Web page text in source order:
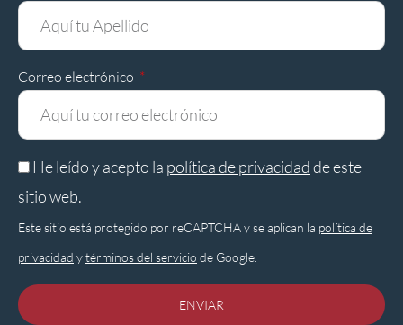
Correo electrónico
He leído y acepto la política de privacidadde este
sitio web.
Este sitio está protegido por reCAPTCHA y se aplican la política de
privacidad ytérminos del servicio de Google.
ENVIAR